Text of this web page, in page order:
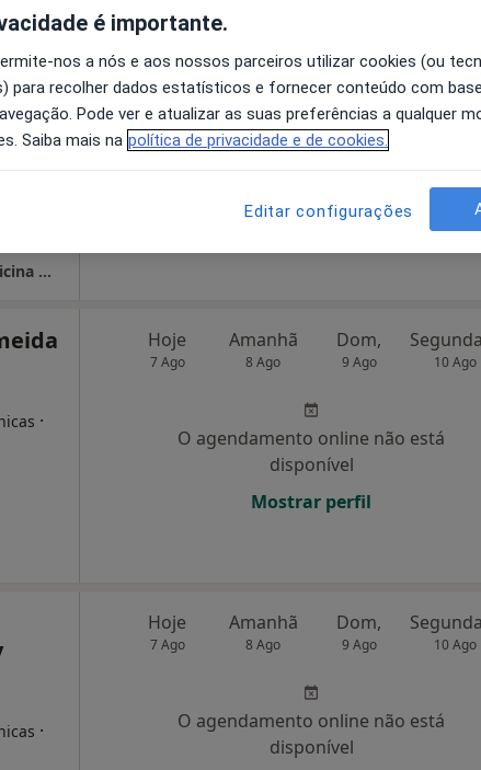
E
GP Médicos - Gagliardini & Patrício Lda - Medicina Do Trabalho E Prevenção Ocupacional
Hoje
O agendamento online não está
disponível
·
Hoje
7 Ago
Amanhã
8 Ago
Dom,
9 Ago 10 Ago
O agendamento online não está
disponível
Mostrar perfil
·
Hoje
7 Ago
Amanhã
8 Ago
Dom,
9 Ago 10 Ago
O agendamento online não está
disponível
é importante.
nos a nós e aos nossos parceiros utilizar cookies (ou
para recolher dados estatísticos e fornecer conteúdo com
Pode ver e atualizar as suas preferências a qualquer
Saiba mais na política de privacidade e de cookies.
Editar configurações